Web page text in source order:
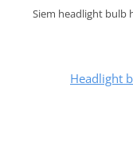
Siem headlight bulb
Headlight